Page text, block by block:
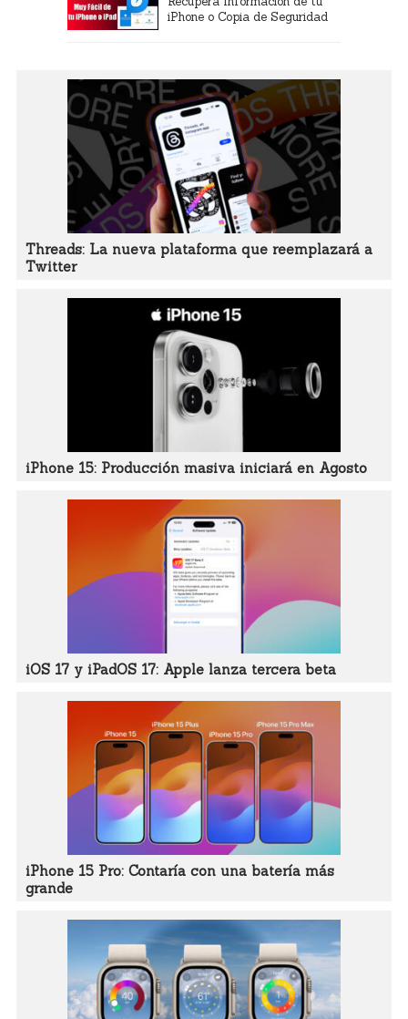
iPhone o Copia de Seguridad
Threads: La nueva plataforma que reemplazará a
Twitter
iPhone 15: Producción masiva iniciará en Agosto
iOS 17 y iPadOS 17: Apple lanza tercera beta
iPhone 15 Pro: Contaría con una batería más
grande